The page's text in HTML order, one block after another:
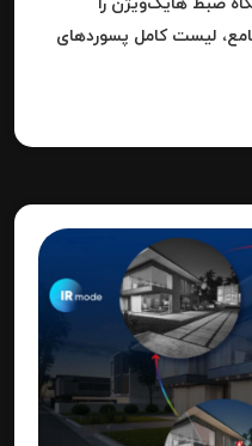
لیست کامل پسوردهای